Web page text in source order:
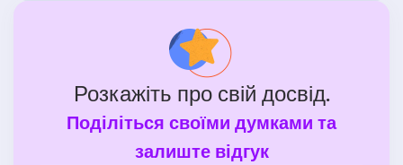
Розкажіть про свій досвід.
Поділіться своїми думками та
залиште відгук